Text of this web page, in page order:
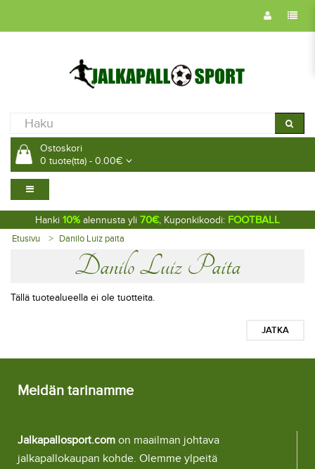
Ostoskori
0 tuote(tta) - 0.00€
Hanki 10% alennusta yli 70€, Kuponkikoodi: FOOTBALL
Etusivu Danilo Luiz paita
Danilo Luiz Paita
Tällä tuotealueella ei ole tuotteita.
JATKA
Meidän tarinamme
Jalkapallosport.com on maailman johtava
jalkapallokaupan kohde. Olemme ylpeitä